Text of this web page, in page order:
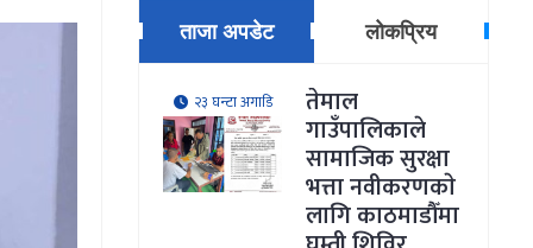
ताजा अपडेट लोकप्रिय
२३ घन्टा अगाडि तेमाल
गाउँपालिकाले
सामाजिक सुरक्षा
भत्ता नवीकरणकाे
लागि काठमाडौँमा